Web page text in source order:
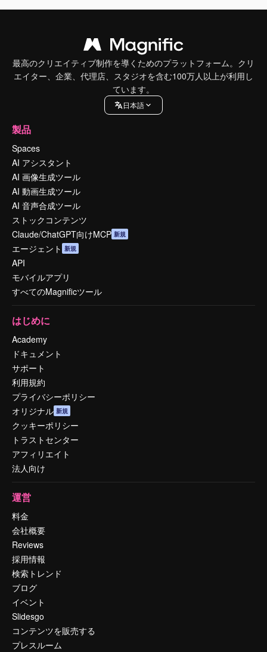
最高のクリエイティブ制作を導くためのプラットフォーム。クリ
エイター、企業、代理店、スタジオを含む100万人以上が利用し
ています。
日本語
製品
Spaces
AI アシスタント
AI 画像生成ツール
AI 動画生成ツール
AI 音声合成ツール
ストックコンテンツ
Claude/ChatGPT向けMCP 新規
エージェント 新規
API
モバイルアプリ
すべてのMagnificツール
はじめに
Academy
ドキュメント
サポート
利用規約
プライバシーポリシー
オリジナル 新規
クッキーポリシー
トラストセンター
アフィリエイト
法人向け
運営
料金
会社概要
Reviews
採用情報
検索トレンド
ブログ
イベント
Slidesgo
コンテンツを販売する
プレスルーム